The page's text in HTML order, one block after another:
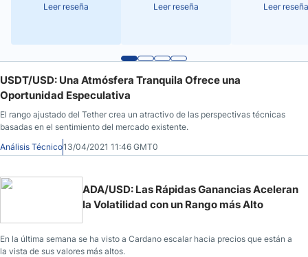
Leer reseña Leer reseña Leer reseña
USDT/USD: Una Atmósfera Tranquila Ofrece una
Oportunidad Especulativa
El rango ajustado del Tether crea un atractivo de las perspectivas técnicas
basadas en el sentimiento del mercado existente.
Análisis Técnico13/04/2021 11:46 GMT0
ADA/USD: Las Rápidas Ganancias Aceleran
la Volatilidad con un Rango más Alto
En la última semana se ha visto a Cardano escalar hacia precios que están a
la vista de sus valores más altos.